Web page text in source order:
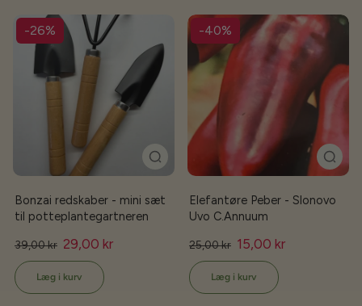
-26%
Bonzai redskaber - mini sæt
til potteplantegartneren
39,00 kr 29,00 kr
Læg i kurv
-40%
Elefantøre Peber - Slonovo
Uvo C.Annuum
25,00 kr 15,00 kr
Læg i kurv